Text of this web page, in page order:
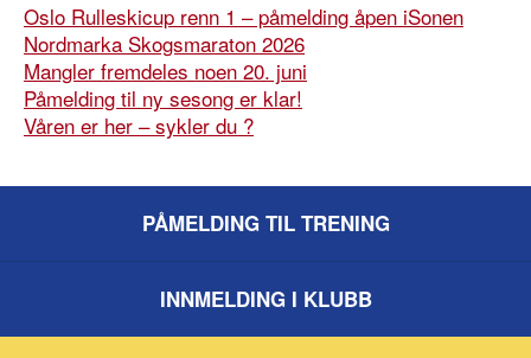
Oslo Rulleskicup renn 1 – påmelding åpen iSonen
Nordmarka Skogsmaraton 2026
Mangler fremdeles noen 20. juni
Påmelding til ny sesong er klar!
Våren er her – sykler du ?
PÅMELDING TIL TRENING
INNMELDING I KLUBB